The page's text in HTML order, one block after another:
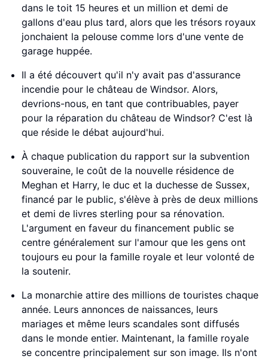
dans le toit 15 heures et un million et demi de
gallons d'eau plus tard, alors que les trésors royaux
jonchaient la pelouse comme lors d'une vente de
garage huppée.
Il a été découvert qu'il n'y avait pas d'assurance
incendie pour le château de Windsor. Alors,
devrions-nous, en tant que contribuables, payer
pour la réparation du château de Windsor? C'est là
que réside le débat aujourd'hui.
À chaque publication du rapport sur la subvention
souveraine, le coût de la nouvelle résidence de
Meghan et Harry, le duc et la duchesse de Sussex,
financé par le public, s'élève à près de deux millions
et demi de livres sterling pour sa rénovation.
L'argument en faveur du financement public se
centre généralement sur l'amour que les gens ont
toujours eu pour la famille royale et leur volonté de
la soutenir.
La monarchie attire des millions de touristes chaque
année. Leurs annonces de naissances, leurs
mariages et même leurs scandales sont diffusés
dans le monde entier. Maintenant, la famille royale
se concentre principalement sur son image. Ils n'ont